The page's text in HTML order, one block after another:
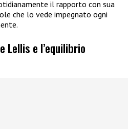
il rapporto con sua
che lo vede impegnato ogni
Lellis e l’equilibrio